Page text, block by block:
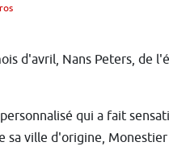
d'avril, Nans Peters, de
qui a fait
sa ville d'origine,